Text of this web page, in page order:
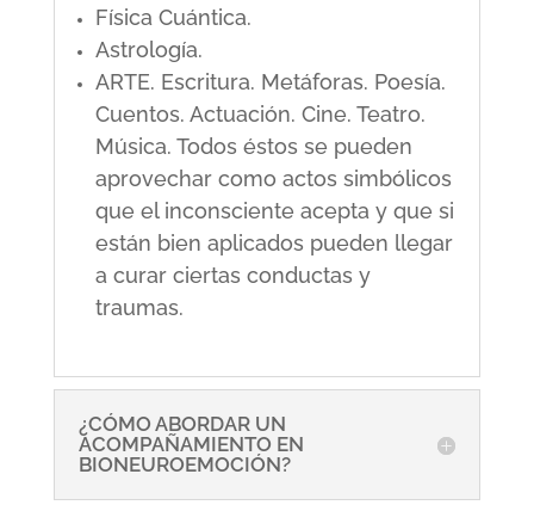
Física Cuántica.
Astrología.
ARTE. Escritura. Metáforas. Poesía.
Cuentos. Actuación. Cine. Teatro.
Música. Todos éstos se pueden
aprovechar como actos simbólicos
que el inconsciente acepta y que si
están bien aplicados pueden llegar
a curar ciertas conductas y
traumas.
¿CÓMO ABORDAR UN
ACOMPAÑAMIENTO EN
BIONEUROEMOCIÓN?